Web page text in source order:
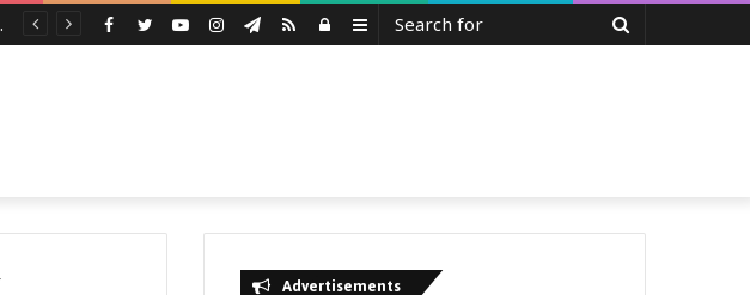
दोषी करार Sidebar
Log
RSS
Telegram
Instagram
YouTube
Twitter
Facebook
Advertisements